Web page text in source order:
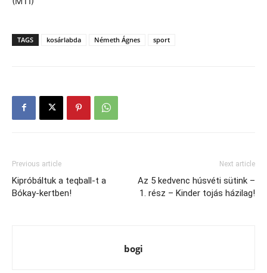
TAGS kosárlabda Németh Ágnes sport
Previous article
Kipróbáltuk a teqball-t a
Bókay-kertben!
Next article
Az 5 kedvenc húsvéti sütink –
1. rész – Kinder tojás házilag!
bogi